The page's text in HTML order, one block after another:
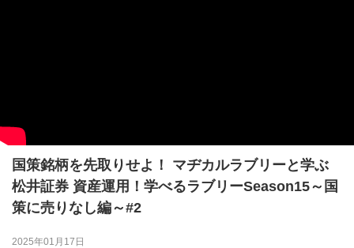
国策銘柄を先取りせよ！ マヂカルラブリーと学ぶ
松井証券 資産運用！学べるラブリーSeason15～国
策に売りなし編～#2
2025年01月17日